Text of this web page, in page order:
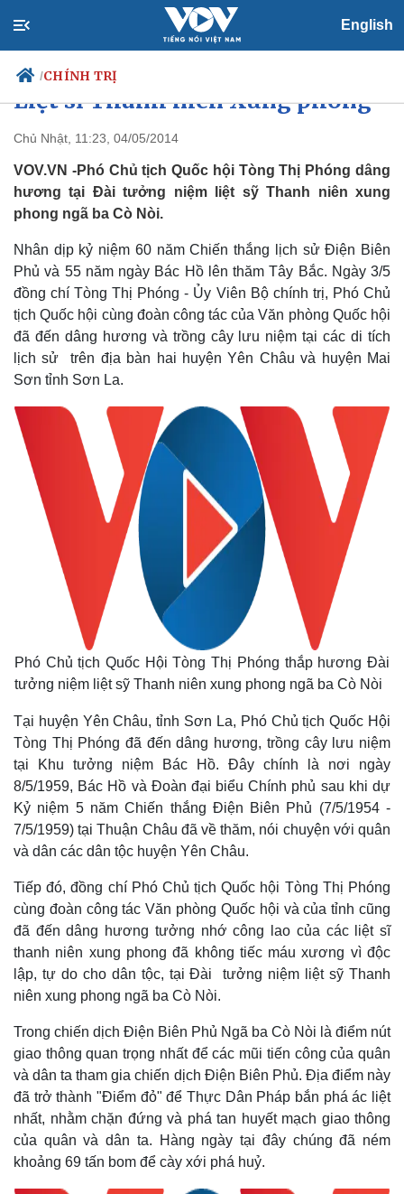
English
/CHÍNH TRỊ
Chính trị
Đảng
Tổ chức nhân sự
Nhận diện sự thật
Xã hội
Tin 24h
Dấu ấn VOV
Việc làm
Biển đảo
Bà Tòng Thị Phóng dâng hương
Liệt sĩ Thanh niên Xung phong
Chủ Nhật, 11:23, 04/05/2014
VOV.VN -Phó Chủ tịch Quốc hội Tòng Thị Phóng dâng
hương tại Đài tưởng niệm liệt sỹ Thanh niên xung
phong ngã ba Cò Nòi.
Nhân dịp kỷ niệm 60 năm Chiến thắng lịch sử Điện Biên
Phủ và 55 năm ngày Bác Hồ lên thăm Tây Bắc. Ngày 3/5
đồng chí Tòng Thị Phóng - Ủy Viên Bộ chính trị, Phó Chủ
tịch Quốc hội cùng đoàn công tác của Văn phòng Quốc hội
đã đến dâng hương và trồng cây lưu niệm tại các di tích
lịch sử trên địa bàn hai huyện Yên Châu và huyện Mai
Sơn tỉnh Sơn La.
Phó Chủ tịch Quốc Hội Tòng Thị Phóng thắp hương Đài
tưởng niệm liệt sỹ Thanh niên xung phong ngã ba Cò Nòi
Tại huyện Yên Châu, tỉnh Sơn La, Phó Chủ tịch Quốc Hội
Tòng Thị Phóng đã đến dâng hương, trồng cây lưu niệm
tại Khu tưởng niệm Bác Hồ. Đây chính là nơi ngày
8/5/1959, Bác Hồ và Đoàn đại biểu Chính phủ sau khi dự
Kỷ niệm 5 năm Chiến thắng Điện Biên Phủ (7/5/1954 -
7/5/1959) tại Thuận Châu đã về thăm, nói chuyện với quân
và dân các dân tộc huyện Yên Châu.
Tiếp đó, đồng chí Phó Chủ tịch Quốc hội Tòng Thị Phóng
cùng đoàn công tác Văn phòng Quốc hội và của tỉnh cũng
đã đến dâng hương tưởng nhớ công lao của các liệt sĩ
thanh niên xung phong đã không tiếc máu xương vì độc
lập, tự do cho dân tộc, tại Đài tưởng niệm liệt sỹ Thanh
niên xung phong ngã ba Cò Nòi.
Trong chiến dịch Điện Biên Phủ Ngã ba Cò Nòi là điểm nút
giao thông quan trọng nhất để các mũi tiến công của quân
và dân ta tham gia chiến dịch Điện Biên Phủ. Địa điểm này
đã trở thành "Điểm đỏ" để Thực Dân Pháp bắn phá ác liệt
nhất, nhằm chặn đứng và phá tan huyết mạch giao thông
của quân và dân ta. Hàng ngày tại đây chúng đã ném
khoảng 69 tấn bom để cày xới phá huỷ.